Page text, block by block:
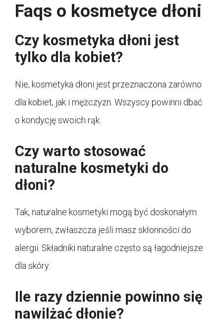
Faqs o kosmetyce dłoni
Czy kosmetyka dłoni jest
tylko dla kobiet?
Nie, kosmetyka dłoni jest przeznaczona zarówno
dla kobiet, jak i mężczyzn. Wszyscy powinni dbać
o kondycję swoich rąk.
Czy warto stosować
naturalne kosmetyki do
dłoni?
Tak, naturalne kosmetyki mogą być doskonałym
wyborem, zwłaszcza jeśli masz skłonności do
alergii. Składniki naturalne często są łagodniejsze
dla skóry.
Ile razy dziennie powinno się
nawilżać dłonie?